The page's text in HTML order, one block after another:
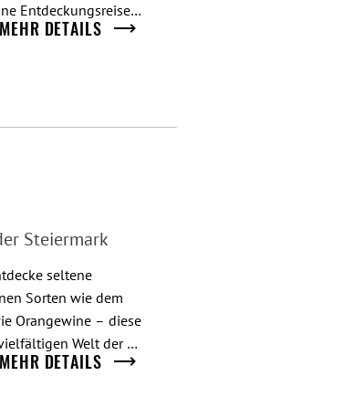
Entdeckungsreise
was sie so
und sogar
wie diese
MEHR DETAILS
Steiermark
seltene
Sorten wie dem
Orangewine – diese
Welt der
MEHR DETAILS